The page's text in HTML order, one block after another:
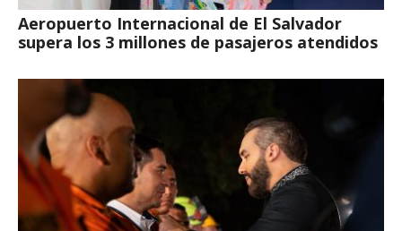
Aeropuerto Internacional de El Salvador
supera los 3 millones de pasajeros atendidos